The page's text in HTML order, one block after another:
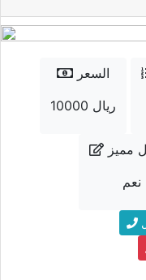
السعر
10000 ريال
مميز
نعم